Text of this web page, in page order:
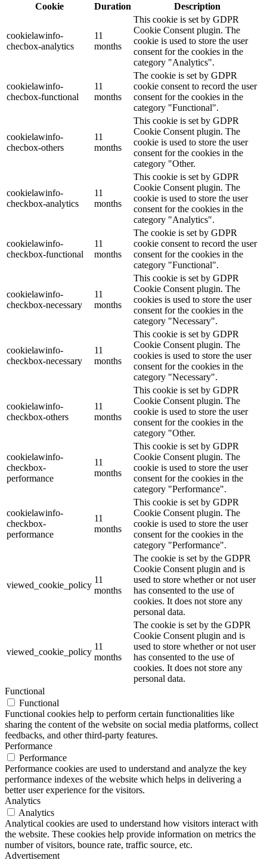
Cookie
Duration Description
cookielawinfo-
checbox-analytics
11
months
This cookie is set by GDPR
Cookie Consent plugin. The
cookie is used to store the user
consent for the cookies in the
category "Analytics".
cookielawinfo-
checbox-functional
11
months
The cookie is set by GDPR
cookie consent to record the user
consent for the cookies in the
category "Functional".
cookielawinfo-
checbox-others
11
months
This cookie is set by GDPR
Cookie Consent plugin. The
cookie is used to store the user
consent for the cookies in the
category "Other.
cookielawinfo-
checkbox-analytics
11
months
This cookie is set by GDPR
Cookie Consent plugin. The
cookie is used to store the user
consent for the cookies in the
category "Analytics".
cookielawinfo-
checkbox-functional
11
months
The cookie is set by GDPR
cookie consent to record the user
consent for the cookies in the
category "Functional".
cookielawinfo-
checkbox-necessary
11
months
This cookie is set by GDPR
Cookie Consent plugin. The
cookies is used to store the user
consent for the cookies in the
category "Necessary".
cookielawinfo-
checkbox-necessary
11
months
This cookie is set by GDPR
Cookie Consent plugin. The
cookies is used to store the user
consent for the cookies in the
category "Necessary".
cookielawinfo-
checkbox-others
11
months
This cookie is set by GDPR
Cookie Consent plugin. The
cookie is used to store the user
consent for the cookies in the
category "Other.
cookielawinfo-
checkbox-
performance
11
months
This cookie is set by GDPR
Cookie Consent plugin. The
cookie is used to store the user
consent for the cookies in the
category "Performance".
cookielawinfo-
checkbox-
performance
11
months
This cookie is set by GDPR
Cookie Consent plugin. The
cookie is used to store the user
consent for the cookies in the
category "Performance".
viewed_cookie_policy
11
months
The cookie is set by the GDPR
Cookie Consent plugin and is
used to store whether or not user
has consented to the use of
cookies. It does not store any
personal data.
viewed_cookie_policy
11
months
The cookie is set by the GDPR
Cookie Consent plugin and is
used to store whether or not user
has consented to the use of
cookies. It does not store any
personal data.
Functional
Functional
Functional cookies help to perform certain functionalities like
sharing the content of the website on social media platforms, collect
feedbacks, and other third-party features.
Performance
Performance
Performance cookies are used to understand and analyze the key
performance indexes of the website which helps in delivering a
better user experience for the visitors.
Analytics
Analytics
Analytical cookies are used to understand how visitors interact with
the website. These cookies help provide information on metrics the
number of visitors, bounce rate, traffic source, etc.
Advertisement